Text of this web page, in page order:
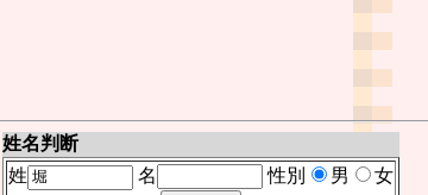
姓名判断
姓
名 性別 男 女